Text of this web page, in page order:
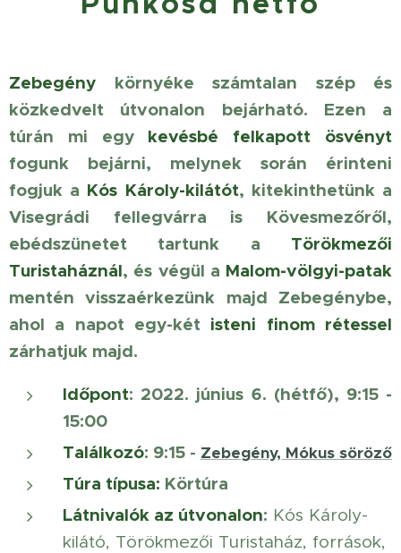
Zebegény környéke számtalan szép és
közkedvelt útvonalon bejárható. Ezen a
túrán mi egy kevésbé felkapott ösvényt
fogunk bejárni, melynek során érinteni
fogjuk a Kós Károly-kilátót, kitekinthetünk a
Visegrádi fellegvárra is Kövesmezőről,
ebédszünetet tartunk a Törökmezői
Turistaháznál, és végül a Malom-völgyi-patak
mentén visszaérkezünk majd Zebegénybe,
ahol a napot egy-két isteni finom rétessel
zárhatjuk majd.
Időpont: 2022. június 6. (hétfő), 9:15 -
15:00
Találkozó: 9:15 - Zebegény, Mókus söröző
Túra típusa: Körtúra
Látnivalók az útvonalon: Kós Károly-
kilátó, Törökmezői Turistaház, források,